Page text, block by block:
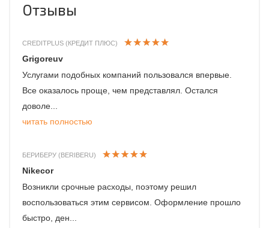
Отзывы
CREDITPLUS (КРЕДИТ ПЛЮС)
Grigoreuv
Услугами подобных компаний пользовался впервые.
Все оказалось проще, чем представлял. Остался
доволе...
читать полностью
БЕРИБЕРУ (BERIBERU)
Nikecor
Возникли срочные расходы, поэтому решил
воспользоваться этим сервисом. Оформление прошло
быстро, ден...